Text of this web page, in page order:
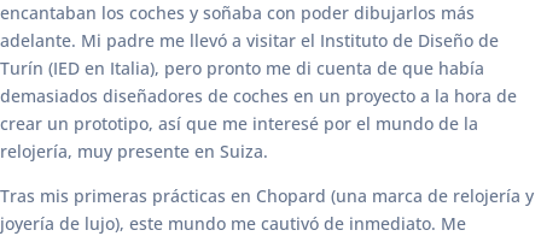
encantaban los coches y soñaba con poder dibujarlos más
adelante. Mi padre me llevó a visitar el Instituto de Diseño de
Turín (IED en Italia), pero pronto me di cuenta de que había
demasiados diseñadores de coches en un proyecto a la hora de
crear un prototipo, así que me interesé por el mundo de la
relojería, muy presente en Suiza.
Tras mis primeras prácticas en Chopard (una marca de relojería y
joyería de lujo), este mundo me cautivó de inmediato. Me